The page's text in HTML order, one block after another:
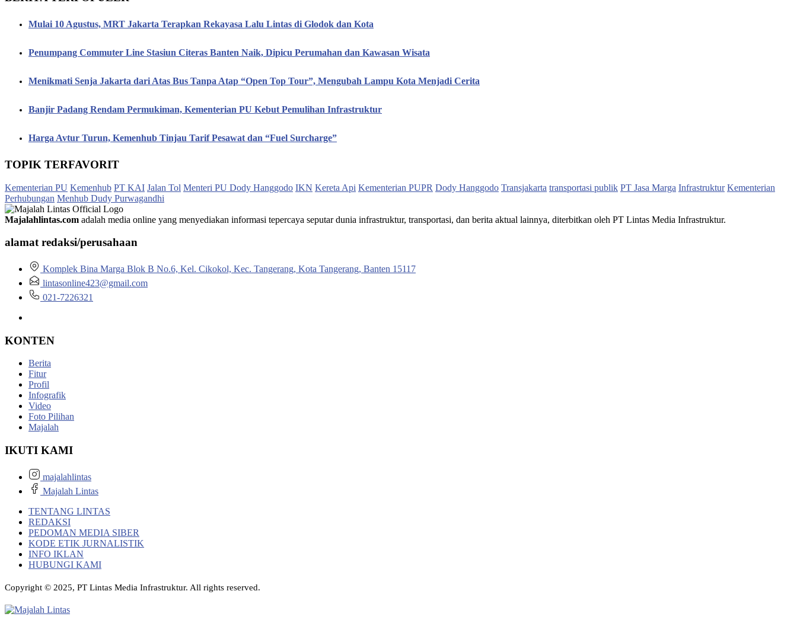
Mulai 10 Agustus, MRT Jakarta Terapkan Rekayasa Lalu Lintas di Glodok dan Kota
Penumpang Commuter Line Stasiun Citeras Banten Naik, Dipicu Perumahan dan Kawasan Wisata
Menikmati Senja Jakarta dari Atas Bus Tanpa Atap “Open Top Tour”, Mengubah Lampu Kota Menjadi Cerita
Banjir Padang Rendam Permukiman, Kementerian PU Kebut Pemulihan Infrastruktur
Harga Avtur Turun, Kemenhub Tinjau Tarif Pesawat dan “Fuel Surcharge”
TOPIK TERFAVORIT
Kementerian PU Kemenhub PT KAI Jalan Tol Menteri PU Dody Hanggodo IKN Kereta Api Kementerian PUPR Dody Hanggodo Transjakarta transportasi publik PT Jasa Marga Infrastruktur Kementerian
Perhubungan Menhub Dudy Purwagandhi
Majalahlintas.com adalah media online yang menyediakan informasi tepercaya seputar dunia infrastruktur, transportasi, dan berita aktual lainnya, diterbitkan oleh PT Lintas Media Infrastruktur.
alamat redaksi/perusahaan
Komplek Bina Marga Blok B No.6, Kel. Cikokol, Kec. Tangerang, Kota Tangerang, Banten 15117
lintasonline423@gmail.com
021-7226321
KONTEN
Berita
Fitur
Profil
Infografik
Video
Foto Pilihan
Majalah
IKUTI KAMI
majalahlintas
Majalah Lintas
TENTANG LINTAS
REDAKSI
PEDOMAN MEDIA SIBER
KODE ETIK JURNALISTIK
INFO IKLAN
HUBUNGI KAMI
Copyright © 2025, PT Lintas Media Infrastruktur. All rights reserved.